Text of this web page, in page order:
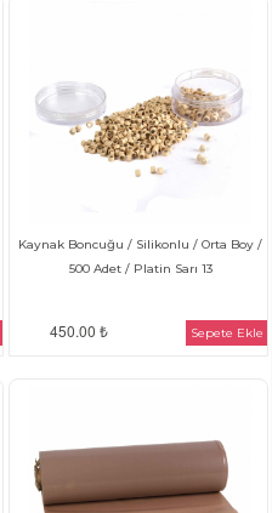
Kaynak Boncuğu / Silikonlu / Orta Boy /
500 Adet / Platin Sarı 13
450.00 ₺ Sepete Ekle